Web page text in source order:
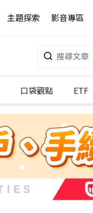
主題探索 影音專區
口袋觀點 ETF